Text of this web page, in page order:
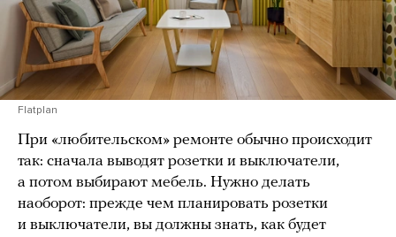
Flatplan
При «любительском» ремонте обычно происходит
так: сначала выводят розетки и выключатели,
а потом выбирают мебель. Нужно делать
наоборот: прежде чем планировать розетки
и выключатели, вы должны знать, как будет